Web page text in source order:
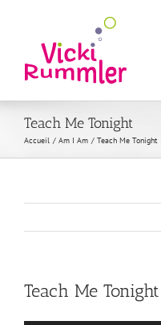
Teach Me Tonight
Accueil Am I Am Teach Me Tonight
Teach Me Tonight